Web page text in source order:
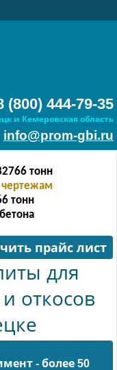
(800) 444-79-35
и Кемеровская область
info@prom-gbi.ru
тонн
чертежам
тонн
прайс лист
для
откосов
- более 50